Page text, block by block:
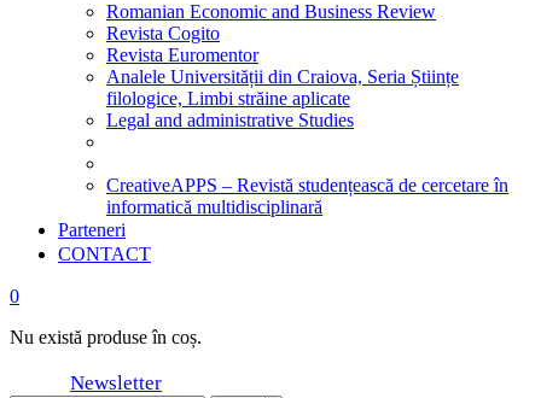
Romanian Economic and Business Review
Revista Cogito
Revista Euromentor
Analele Universității din Craiova, Seria Științe
filologice, Limbi străine aplicate
Legal and administrative Studies
CreativeAPPS – Revistă studențească de cercetare în
informatică multidisciplinară
Parteneri
CONTACT
0
Nu există produse în coș.
Newsletter